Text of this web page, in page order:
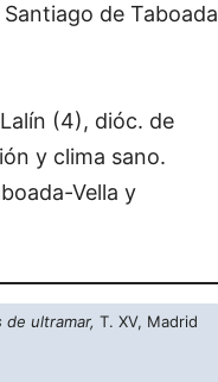
de Taboada
(4), dióc. de
y clima sano.
Vella y
ultramar, T. XV, Madrid